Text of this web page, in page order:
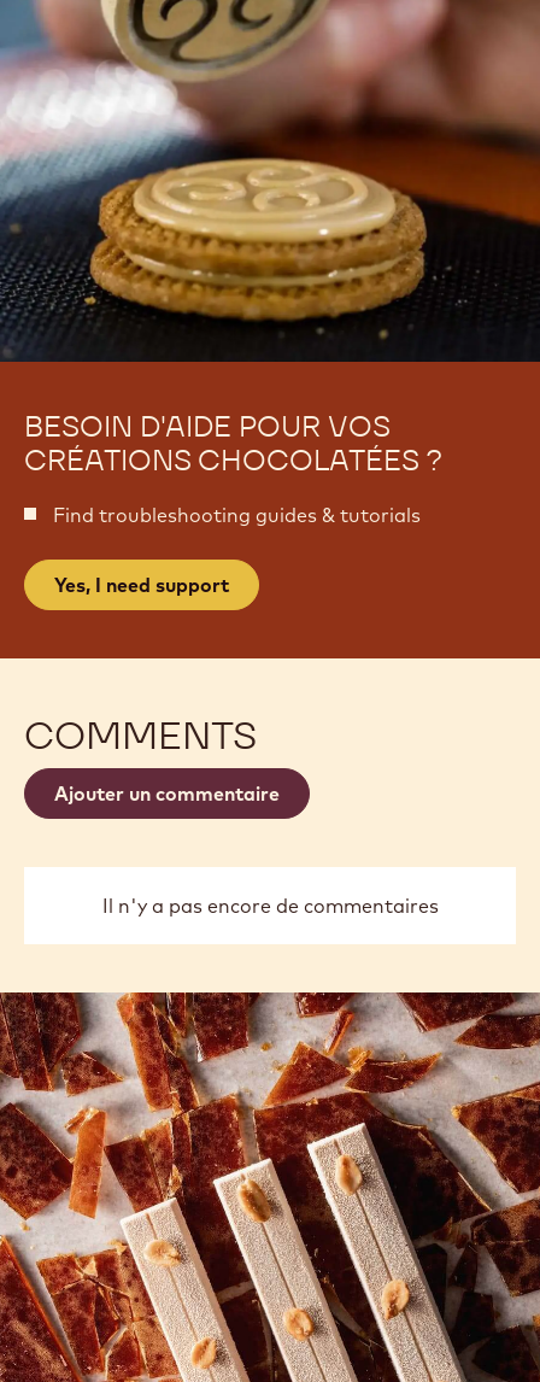
BESOIN D'AIDE POUR VOS
CRÉATIONS CHOCOLATÉES ?
Find troubleshooting guides & tutorials
Yes, I need support
COMMENTS
Ajouter un commentaire
Il n'y a pas encore de commentaires